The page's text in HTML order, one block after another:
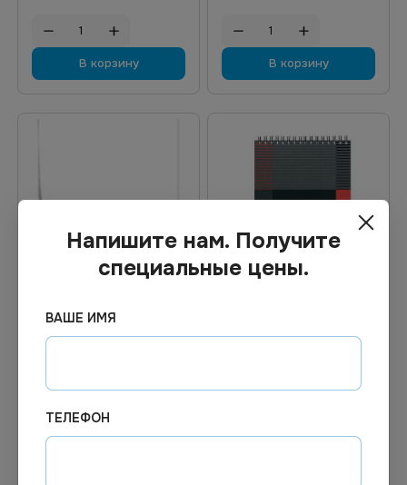
В корзину В корзину
Цена по запросу
Арт.
Workmate 67,5х98 см, 20
листов, 80 г/м2, белый
Под заказ
гребне, твёрдая обложка
Напишите нам. Получите
специальные цены.
ВАШЕ ИМЯ
ТЕЛЕФОН